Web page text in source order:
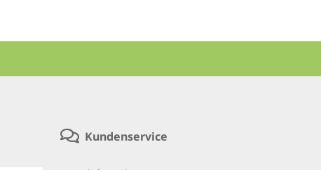
Kundenservice